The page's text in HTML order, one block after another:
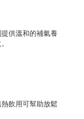
供溫和的補氣養
飲用可幫助放鬆